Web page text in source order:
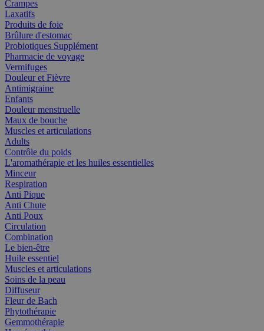
Crampes
Laxatifs
Produits de foie
Brûlure d'estomac
Probiotiques Supplément
Pharmacie de voyage
Vermifuges
Douleur et Fièvre
Antimigraine
Enfants
Douleur menstruelle
Maux de bouche
Muscles et articulations
Adults
Contrôle du poids
L'aromathérapie et les huiles essentielles
Minceur
Respiration
Anti Pique
Anti Chute
Anti Poux
Circulation
Combination
Le bien-être
Huile essentiel
Muscles et articulations
Soins de la peau
Diffuseur
Fleur de Bach
Phytothérapie
Gemmothérapie